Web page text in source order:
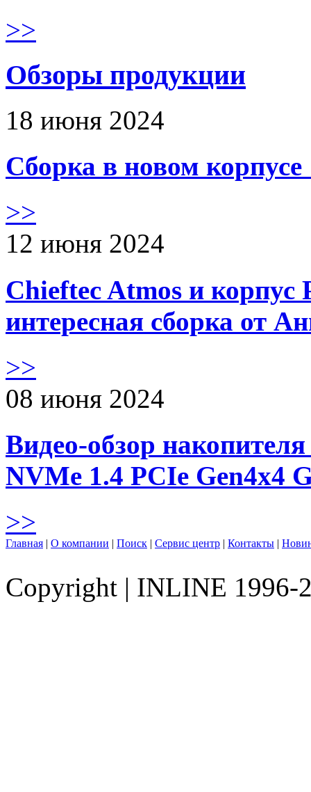
>>
Обзоры продукции
18 июня 2024
Сборка в новом
>>
12 июня 2024
Chieftec Atmos и корпус
интересная сборка от
>>
08 июня 2024
Видео-обзор
NVMe 1.4 PCIe Gen4х4
>>
Главная | О компании | Поиск | Сервис центр | Контакты |
Copyright | INLINE 1996-